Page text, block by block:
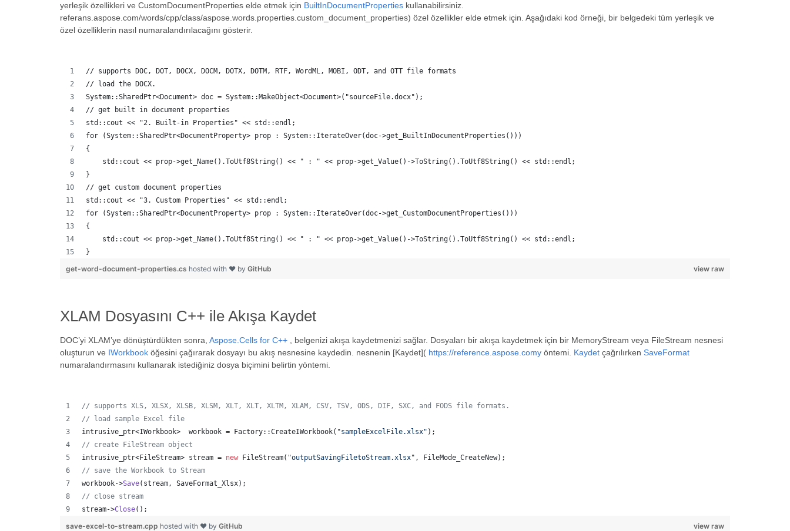
yerleşik özellikleri ve CustomDocumentProperties elde etmek için BuiltInDocumentProperties kullanabilirsiniz.
referans.aspose.com/words/cpp/class/aspose.words.properties.custom_document_properties) özel özellikler elde etmek için. Aşağıdaki kod örneği, bir belgedeki tüm yerleşik ve
özel özelliklerin nasıl numaralandırılacağını gösterir.
// supports DOC, DOT, DOCX, DOCM, DOTX, DOTM, RTF, WordML, MOBI, ODT, and OTT file formats
// load the DOCX.
System::SharedPtr<Document> doc = System::MakeObject<Document>("sourceFile.docx");
// get built in document properties
std::cout << "2. Built-in Properties" << std::endl;
for (System::SharedPtr<DocumentProperty> prop : System::IterateOver(doc->get_BuiltInDocumentProperties()))
{
    std::cout << prop->get_Name().ToUtf8String() << " : " << prop->get_Value()->ToString().ToUtf8String() << std::endl;
}
// get custom document properties
std::cout << "3. Custom Properties" << std::endl;
for (System::SharedPtr<DocumentProperty> prop : System::IterateOver(doc->get_CustomDocumentProperties()))
{
    std::cout << prop->get_Name().ToUtf8String() << " : " << prop->get_Value()->ToString().ToUtf8String() << std::endl;
}
view raw
get-word-document-properties.cs hosted with ❤ by GitHub
XLAM Dosyasını C++ ile Akışa Kaydet
DOC’yi XLAM’ye dönüştürdükten sonra, Aspose.Cells for C++ , belgenizi akışa kaydetmenizi sağlar. Dosyaları bir akışa kaydetmek için bir MemoryStream veya FileStream nesnesi
oluşturun ve IWorkbook öğesini çağırarak dosyayı bu akış nesnesine kaydedin. nesnenin [Kaydet]( https://reference.aspose.comy öntemi. Kaydet çağrılırken SaveFormat
numaralandırmasını kullanarak istediğiniz dosya biçimini belirtin yöntemi.
// supports XLS, XLSX, XLSB, XLSM, XLT, XLT, XLTM, XLAM, CSV, TSV, ODS, DIF, SXC, and FODS file formats.
// load sample Excel file
intrusive_ptr<IWorkbook>  workbook = Factory::CreateIWorkbook( "sampleExcelFile.xlsx" );
// create FileStream object
intrusive_ptr<FileStream> stream = new FileStream( "outputSavingFiletoStream.xlsx" , FileMode_CreateNew);
// save the Workbook to Stream
workbook->Save(stream, SaveFormat_Xlsx);
// close stream
stream->Close();
view raw
save-excel-to-stream.cpp hosted with ❤ by GitHub